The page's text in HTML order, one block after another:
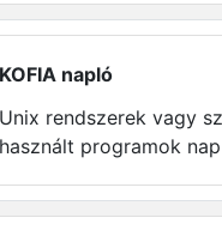
KOFIA napló
Unix rendszerek vagy
használt programok